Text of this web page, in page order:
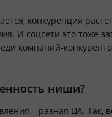
конкуренция
И соцсети это тоже
компаний-
ниши?
– разная ЦА. Так,